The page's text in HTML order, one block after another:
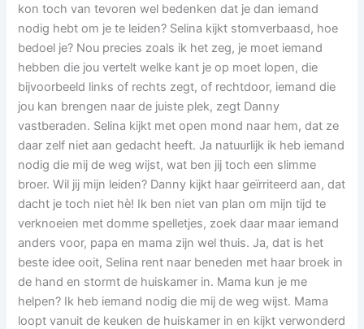
kon toch van tevoren wel bedenken dat je dan iemand
nodig hebt om je te leiden? Selina kijkt stomverbaasd, hoe
bedoel je? Nou precies zoals ik het zeg, je moet iemand
hebben die jou vertelt welke kant je op moet lopen, die
bijvoorbeeld links of rechts zegt, of rechtdoor, iemand die
jou kan brengen naar de juiste plek, zegt Danny
vastberaden. Selina kijkt met open mond naar hem, dat ze
daar zelf niet aan gedacht heeft. Ja natuurlijk ik heb iemand
nodig die mij de weg wijst, wat ben jij toch een slimme
broer. Wil jij mijn leiden? Danny kijkt haar geïrriteerd aan, dat
dacht je toch niet hè! Ik ben niet van plan om mijn tijd te
verknoeien met domme spelletjes, zoek daar maar iemand
anders voor, papa en mama zijn wel thuis. Ja, dat is het
beste idee ooit, Selina rent naar beneden met haar broek in
de hand en stormt de huiskamer in. Mama kun je me
helpen? Ik heb iemand nodig die mij de weg wijst. Mama
loopt vanuit de keuken de huiskamer in en kijkt verwonderd